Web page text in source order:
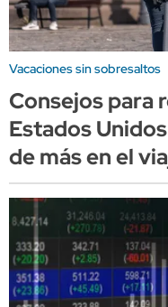
Vacaciones sin sobresaltos
Consejos para
Estados
de más en el